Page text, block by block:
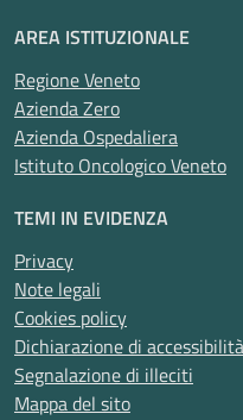
AREA ISTITUZIONALE
Regione Veneto
Azienda Zero
Azienda Ospedaliera
Istituto Oncologico Veneto
TEMI IN EVIDENZA
Privacy
Note legali
Cookies policy
Dichiarazione di accessibilità
Segnalazione di illeciti
Mappa del sito